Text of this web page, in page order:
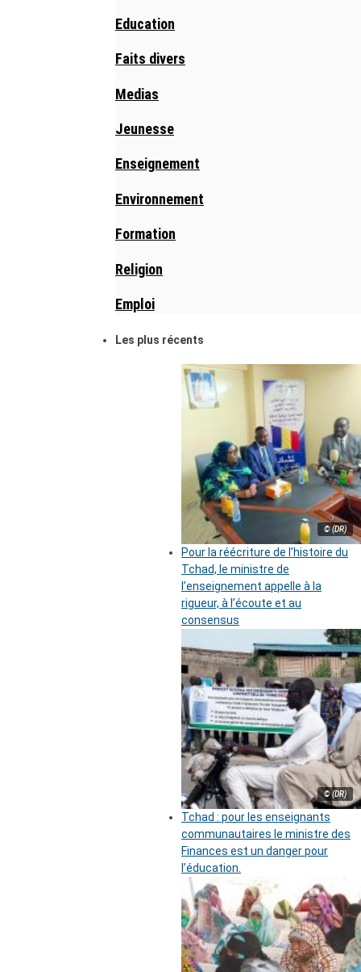
Education
Faits divers
Medias
Jeunesse
Enseignement
Environnement
Formation
Religion
Emploi
Les plus récents
© (DR)
Pour la réécriture de l’histoire du
Tchad, le ministre de
l’enseignement appelle à la
rigueur, à l’écoute et au
consensus
© (DR)
Tchad : pour les enseignants
communautaires le ministre des
Finances est un danger pour
l’éducation.